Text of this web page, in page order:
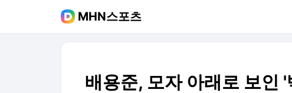
MHN스포츠
배용준, 모자 아래로 보인